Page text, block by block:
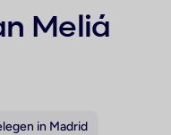
Meliá
in Madrid